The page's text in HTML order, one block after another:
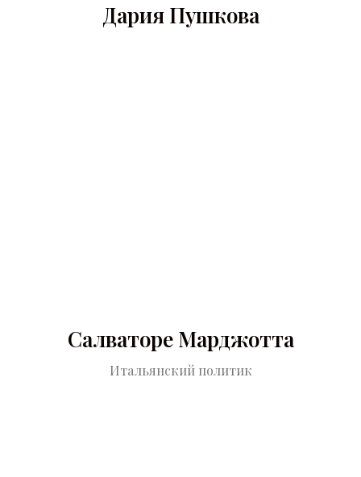
Дария Пушкова
Салваторе Марджотта
Итальянский политик